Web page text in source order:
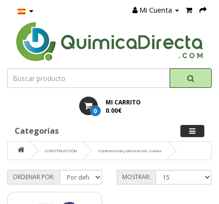
Mi Cuenta
MI CARRITO
0 0.00€
Categorías
CONSTRUCCIÓN Tratamiento y decoración suelos
ORDENAR POR: MOSTRAR: